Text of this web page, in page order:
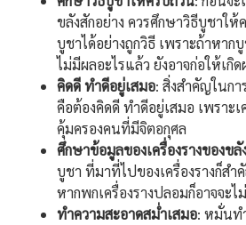
ขลังสักอย่าง ควรศึกษาวิธีบูชาให้
บูชาได้อย่างถูกวิธี เพราะถ้าหาก
ไม่มีผลอะไรแล้ว ยังอาจก่อให้เกิ
คิดดี ทำดีอยู่เสมอ: สิ่งสำคัญในกา
คือต้องคิดดี ทำดีอยู่เสมอ เพราะเ
คุ้มครองคนที่มีจิตอกุศล
ศึกษาข้อมูลของเครื่องรางของขลั
บูชา ที่มาที่ไปของเครื่องรางก็ส
หากพกเครื่องรางปลอมก็อาจจะ
ทำความสะอาดสม่ำเสมอ: หมั่นท